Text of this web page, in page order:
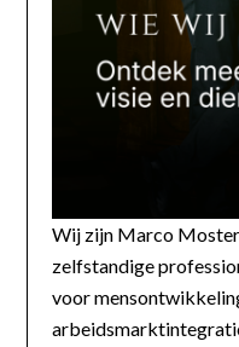
Wij zijn Marco
zelfstandige
voor